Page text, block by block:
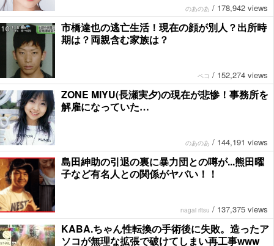
のあのあ / 178,942 views
市橋達也の逃亡生活！現在の顔が別人？出所時
期は？両親含む家族は？
ペコ / 152,274 views
ZONE MIYU(長瀬実夕)の現在が悲惨！事務所を
解雇になっていた…
のあのあ / 144,191 views
島田紳助の引退の裏に暴力団との噂が...熊田曜
子など有名人との関係がヤバい！！
nagai ritsu / 137,375 views
KABA.ちゃん性転換の手術後に失敗。造ったア
ソコが無理な拡張で破けてしまい再工事www